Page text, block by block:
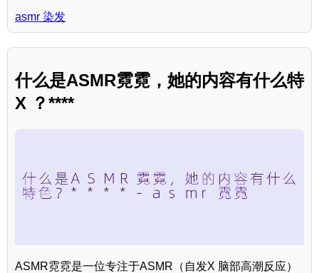
asmr 染发
什么是ASMR霓霓，她的内容有什么特
X ？****
ASMR霓霓是一位专注于ASMR（自发X 脑部高潮反应）